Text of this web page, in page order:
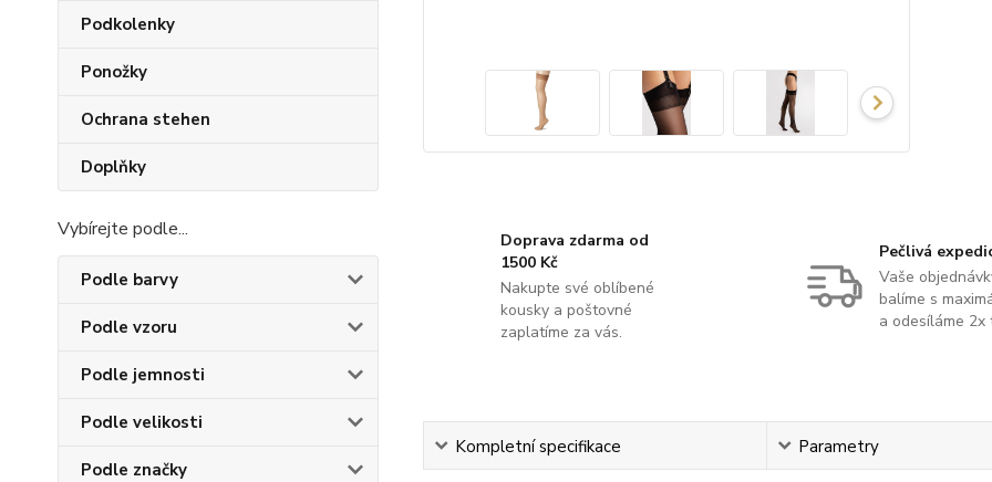
Podkolenky
Ponožky
Ochrana stehen
Doplňky
Vybírejte podle...
Podle barvy
Podle vzoru
Podle jemnosti
Podle velikosti
Podle značky
Doprava zdarma od
1500 Kč
Nakupte své oblíbené
kousky a poštovné
zaplatíme za vás.
Pečlivá
Vaše
balíme s
a odesíláme 2x
Kompletní specifikace Parametry